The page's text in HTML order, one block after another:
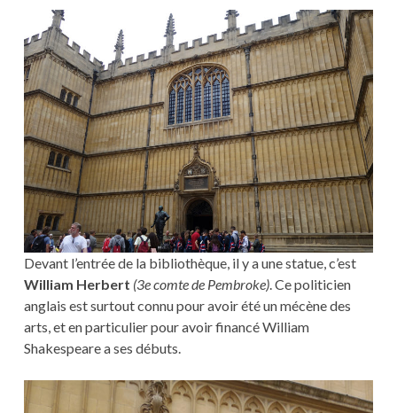
Devant l’entrée de la bibliothèque, il y a une statue, c’est
William Herbert (3e comte de Pembroke). Ce politicien
anglais est surtout connu pour avoir été un mécène des
arts, et en particulier pour avoir financé William
Shakespeare a ses débuts.